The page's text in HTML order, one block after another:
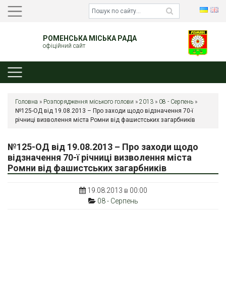
РОМЕНСЬКА МІСЬКА РАДА
офіційний сайт
Головна » Розпорядження міського голови » 2013 » 08 - Серпень »
№125-ОД від 19.08.2013 – Про заходи щодо відзначення 70-ї
річниці визволення міста Ромни від фашистських загарбників
№125-ОД від 19.08.2013 – Про заходи щодо
відзначення 70-ї річниці визволення міста
Ромни від фашистських загарбників
19.08.2013 в 00:00
08 - Серпень